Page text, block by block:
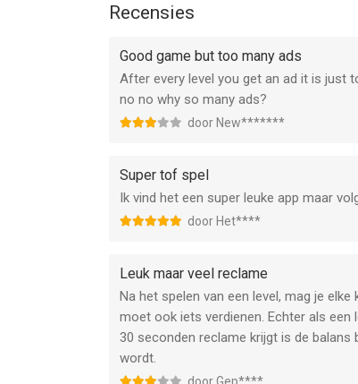
Informatie over automatisch verlenging
tot exclusieve skins, ontvangt u 1.000
advertentie-vrije ervaring
• Abonnementen worden wekelijks
• Betaling zal aan het iTunes-account in
• Abonnement verlengt automatisch
• Account zal voor de verlenging
kosten zijn afhankelijk van het gekozen
• Abonnementen kunnen door de
een abonnement koopt
https://freeplay.io/games/ios/terms/
https://freeplay.io/games/ios/privacy/
Recensies
Good game but too many ads
After every level you get an ad it is just
no no why so many ads?
door New*******
Super tof spel
Ik vind het een super leuke app maar
door Het****
Leuk maar veel reclame
Na het spelen van een level, mag je
moet ook iets verdienen. Echter als
30 seconden reclame krijgt is de
wordt.